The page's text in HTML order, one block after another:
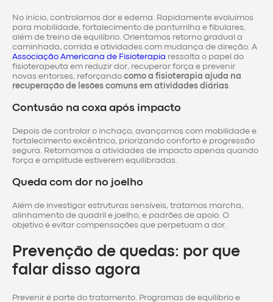
No início, controlamos dor e edema. Rapidamente evoluímos
para mobilidade, fortalecimento de panturrilha e fibulares,
além de treino de equilíbrio. Orientamos retorno gradual a
caminhada, corrida e atividades com mudança de direção. A
Associação Americana de Fisioterapia ressalta o papel do
fisioterapeuta em reduzir dor, recuperar força e prevenir
novas entorses, reforçando como a fisioterapia ajuda na
recuperação de lesões comuns em atividades diárias
Contusão na coxa após impacto
Depois de controlar o inchaço, avançamos com mobilidade e
fortalecimento excêntrico, priorizando conforto e progressão
segura. Retornamos a atividades de impacto apenas quando
força e amplitude estiverem equilibradas.
Queda com dor no joelho
Além de investigar estruturas sensíveis, tratamos marcha,
alinhamento de quadril e joelho, e padrões de apoio. O
objetivo é evitar compensações que perpetuam a dor.
Prevenção de quedas: por que
falar disso agora
Prevenir é parte do tratamento. Programas de equilíbrio e